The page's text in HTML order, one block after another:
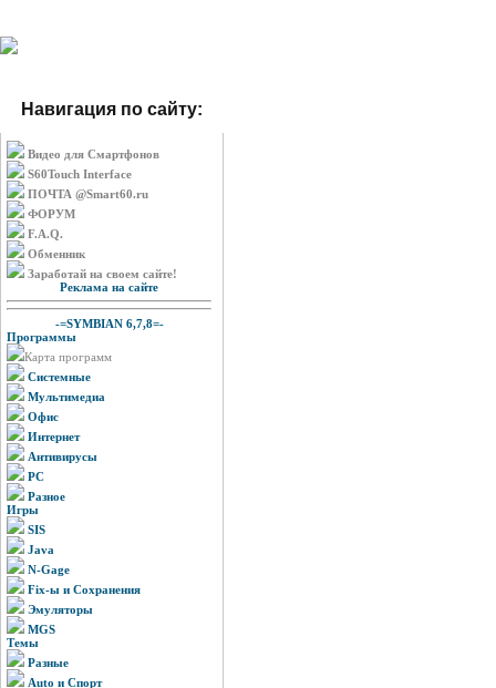
Навигация по сайту:
Видео для Смартфонов
S60Touch Interface
ПОЧТА @Smart60.ru
ФОРУМ
F.A.Q.
Обменник
Заработай на своем сайте!
Реклама на сайте
-=SYMBIAN 6,7,8=-
Программы
Карта программ
Системные
Мультимедиа
Офис
Интернет
Антивирусы
PC
Разное
Игры
SIS
Java
N-Gage
Fix-ы и Сохранения
Эмуляторы
MGS
Темы
Разные
Auto и Спорт